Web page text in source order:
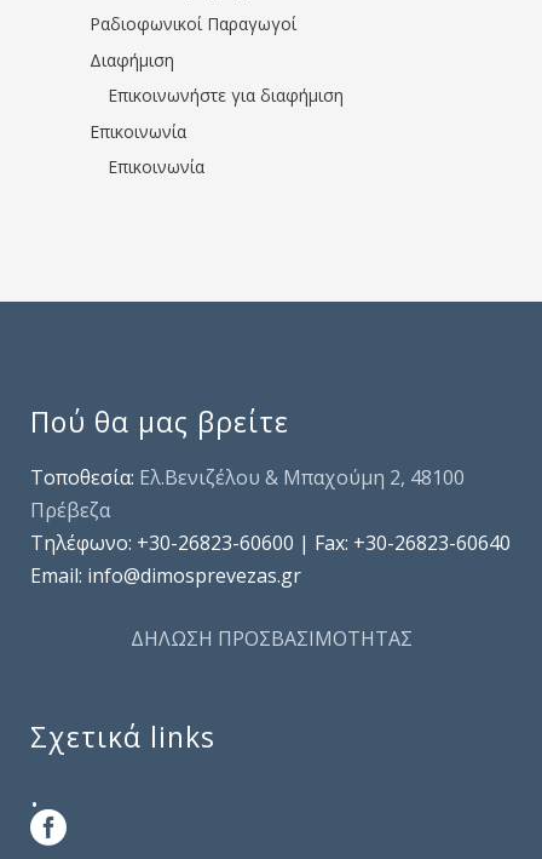
Ραδιοφωνικοί Παραγωγοί
Διαφήμιση
Επικοινωνήστε για διαφήμιση
Επικοινωνία
Επικοινωνία
Πού θα μας βρείτε
Τοποθεσία: Ελ.Βενιζέλου & Μπαχούμη 2, 48100
Πρέβεζα
Τηλέφωνo: +30-26823-60600 | Fax: +30-26823-60640
Email: info@dimosprevezas.gr
ΔΗΛΩΣΗ ΠΡΟΣΒΑΣΙΜΟΤΗΤΑΣ
Σχετικά links
.